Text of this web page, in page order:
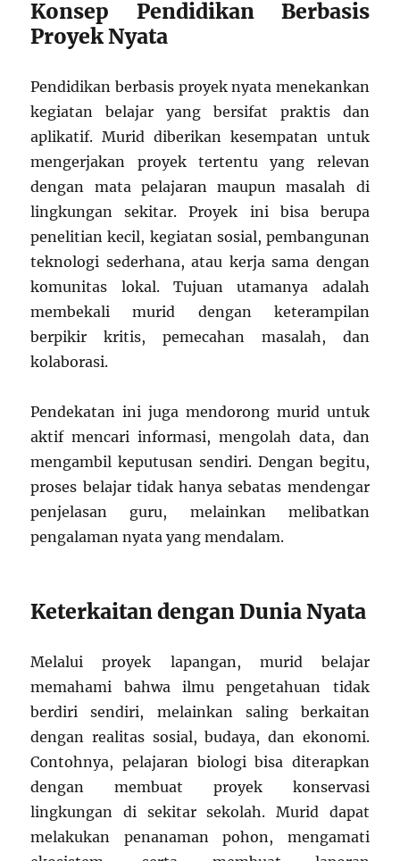
Konsep Pendidikan Berbasis
Proyek Nyata
Pendidikan berbasis proyek nyata menekankan
kegiatan belajar yang bersifat praktis dan
aplikatif. Murid diberikan kesempatan untuk
mengerjakan proyek tertentu yang relevan
dengan mata pelajaran maupun masalah di
lingkungan sekitar. Proyek ini bisa berupa
penelitian kecil, kegiatan sosial, pembangunan
teknologi sederhana, atau kerja sama dengan
komunitas lokal. Tujuan utamanya adalah
membekali murid dengan keterampilan
berpikir kritis, pemecahan masalah, dan
kolaborasi.
Pendekatan ini juga mendorong murid untuk
aktif mencari informasi, mengolah data, dan
mengambil keputusan sendiri. Dengan begitu,
proses belajar tidak hanya sebatas mendengar
penjelasan guru, melainkan melibatkan
pengalaman nyata yang mendalam.
Keterkaitan dengan Dunia Nyata
Melalui proyek lapangan, murid belajar
memahami bahwa ilmu pengetahuan tidak
berdiri sendiri, melainkan saling berkaitan
dengan realitas sosial, budaya, dan ekonomi.
Contohnya, pelajaran biologi bisa diterapkan
dengan membuat proyek konservasi
lingkungan di sekitar sekolah. Murid dapat
melakukan penanaman pohon, mengamati